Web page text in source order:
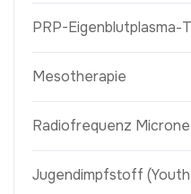
PRP-Eigenblutplasma-
Mesotherapie
Radiofrequenz
Jugendimpfstoff